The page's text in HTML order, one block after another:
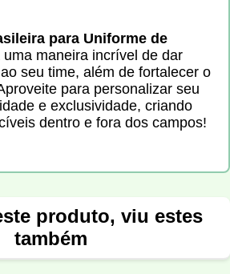
para Uniforme de
uma maneira incrível de dar
seu time, além de fortalecer o
para personalizar seu
e exclusividade, criando
dentro e fora dos campos!
produto, viu estes
também